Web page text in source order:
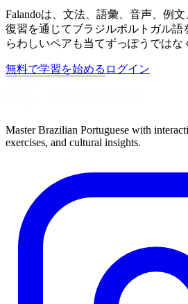
Falandoは、文法、語彙、音声、例
復習を通じてブラジルポルトガル語
らわしいペアも当てずっぽうではな
無料で学習を始める ログイン
Master Brazilian Portuguese with
exercises, and cultural insights.